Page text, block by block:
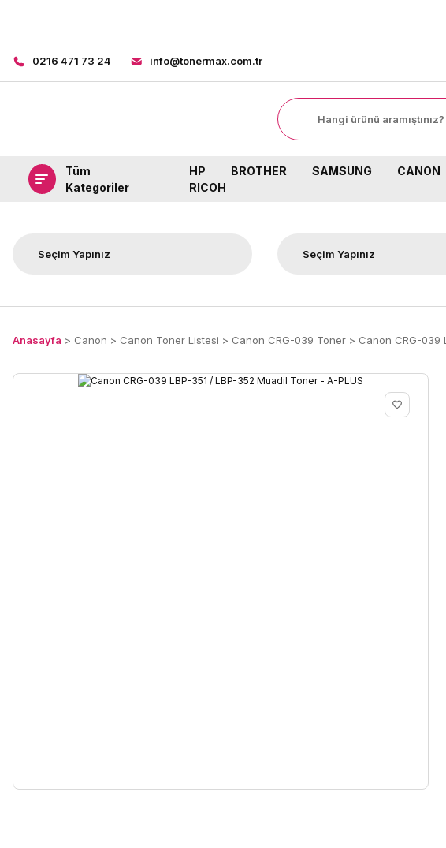
0216 471 73 24 info@tonermax.com.tr
Tüm
Kategoriler
HP BROTHER SAMSUNG CANON
RICOH
Anasayfa Canon Canon Toner Listesi Canon CRG-039 Toner Canon CRG-039